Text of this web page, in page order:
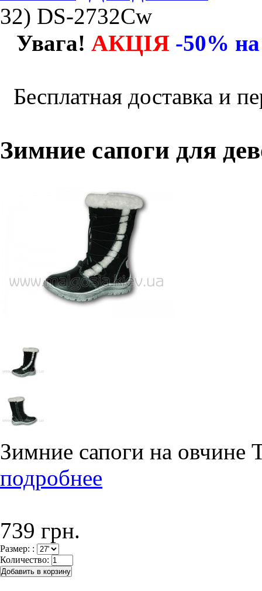
32) DS-2732Cw
Увага! АКЦІЯ -50%
Бесплатная доставка и
Зимние сапоги для
Зимние сапоги на
подробнее
739 грн.
Размер: :
Количество: